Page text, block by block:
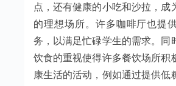
点，还有健康的小吃和沙拉，成
的理想场所。许多咖啡厅也提
务，以满足忙碌学生的需求。同
饮食的重视使得许多餐饮场所积
康生活的活动，例如通过提供低